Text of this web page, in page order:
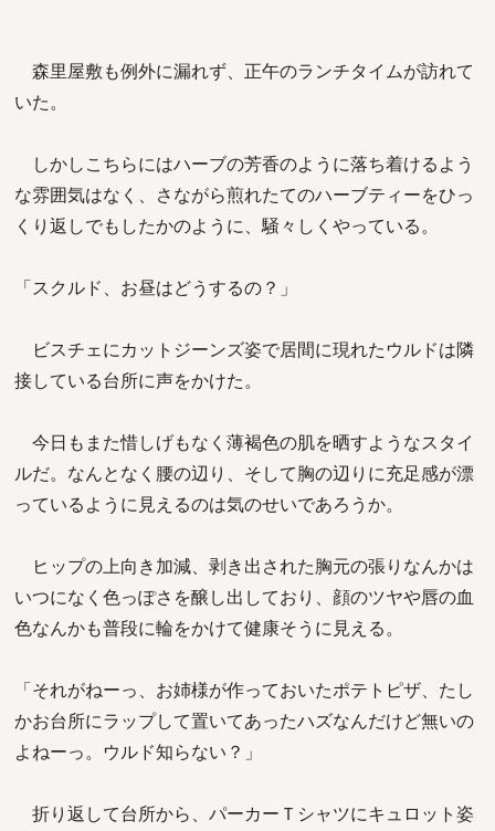
森里屋敷も例外に漏れず、正午のランチタイムが訪れて
いた。
しかしこちらにはハーブの芳香のように落ち着けるよう
な雰囲気はなく、さながら煎れたてのハーブティーをひっ
くり返しでもしたかのように、騒々しくやっている。
「スクルド、お昼はどうするの？」
ビスチェにカットジーンズ姿で居間に現れたウルドは隣
接している台所に声をかけた。
今日もまた惜しげもなく薄褐色の肌を晒すようなスタイ
ルだ。なんとなく腰の辺り、そして胸の辺りに充足感が漂
っているように見えるのは気のせいであろうか。
ヒップの上向き加減、剥き出された胸元の張りなんかは
いつになく色っぽさを醸し出しており、顔のツヤや唇の血
色なんかも普段に輪をかけて健康そうに見える。
「それがねーっ、お姉様が作っておいたポテトピザ、たし
かお台所にラップして置いてあったハズなんだけど無いの
よねーっ。ウルド知らない？」
折り返して台所から、パーカーＴシャツにキュロット姿